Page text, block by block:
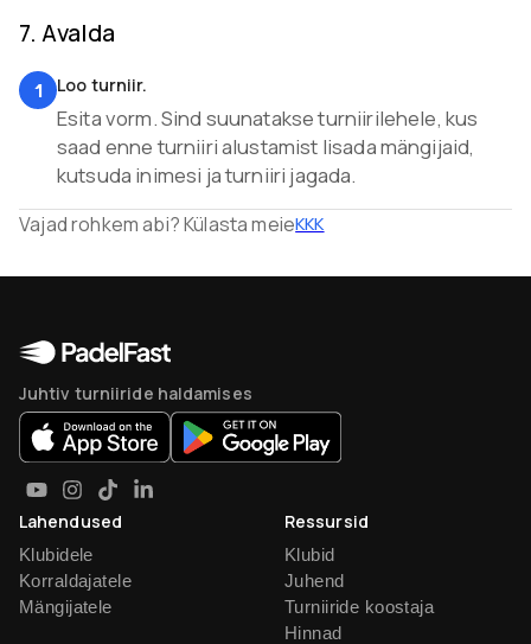
7.Avalda
1 Loo turniir.
Esita vorm. Sind suunatakse turniirilehele, kus
saad enne turniiri alustamist lisada mängijaid,
kutsuda inimesi ja turniiri jagada.
Vajad rohkem abi? Külasta meieKKK
Juhtiv turniiride haldamises
Lahendused
Klubidele
Korraldajatele
Mängijatele
Ressursid
Klubid
Juhend
Turniiride koostaja
Hinnad